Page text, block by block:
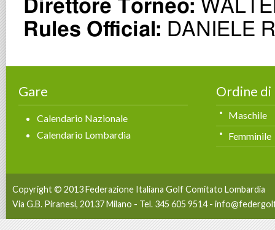
Gare
Calendario Nazionale
Calendario Lombardia
Ordine
Maschile
Femminile
Copyright © 2013 Federazione Italiana Golf Comitato Lombardia
Via G.B. Piranesi, 20137 Milano - Tel. 345 605 9514 -